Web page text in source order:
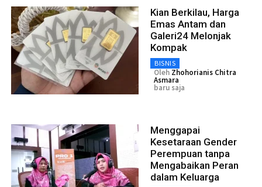
Kian Berkilau, Harga
Emas Antam dan
Galeri24 Melonjak
Kompak
BISNIS
Oleh Zhohorianis Chitra
Asmara
baru saja
Menggapai
Kesetaraan Gender
Perempuan tanpa
Mengabaikan Peran
dalam Keluarga